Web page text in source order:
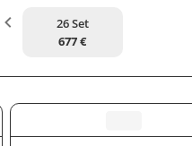
26 Set
677 €